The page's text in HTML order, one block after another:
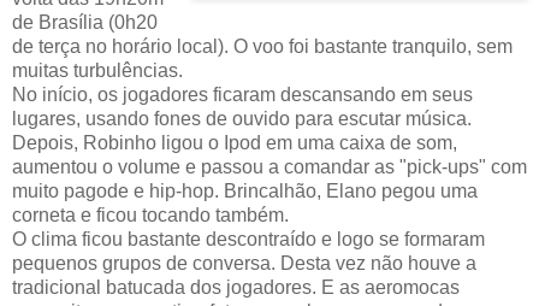
de Brasília (0h20
de terça no horário local). O voo foi bastante tranquilo, sem
muitas turbulências.
No início, os jogadores ficaram descansando em seus
lugares, usando fones de ouvido para escutar música.
Depois, Robinho ligou o Ipod em uma caixa de som,
aumentou o volume e passou a comandar as "pick-ups" com
muito pagode e hip-hop. Brincalhão, Elano pegou uma
corneta e ficou tocando também.
O clima ficou bastante descontraído e logo se formaram
pequenos grupos de conversa. Desta vez não houve a
tradicional batucada dos jogadores. E as aeromocas